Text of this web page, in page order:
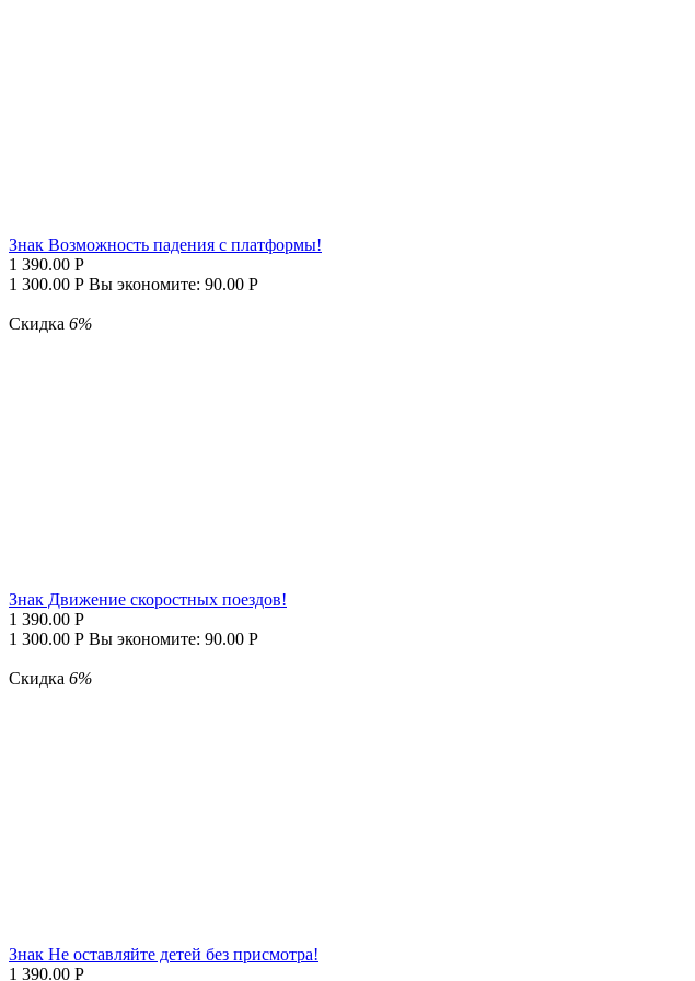
Знак Возможность падения с платформы!
1 390.00 Р
1 300.00 Р Вы экономите: 90.00 Р
Скидка 6%
Знак Движение скоростных поездов!
1 390.00 Р
1 300.00 Р Вы экономите: 90.00 Р
Скидка 6%
Знак Не оставляйте детей без присмотра!
1 390.00 Р